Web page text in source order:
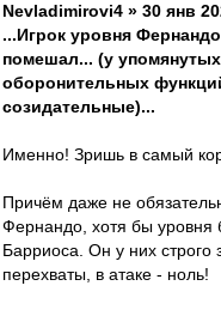
Nevladimirovi4 » 30 янв
...Игрок уровня
помешал... (у
оборонительных
созидательные)...
Именно! Зришь в самый
Причём даже не
Фернандо, хотя бы уровня
Барриоса. Он у них строго
перехваты, в атаке - ноль!